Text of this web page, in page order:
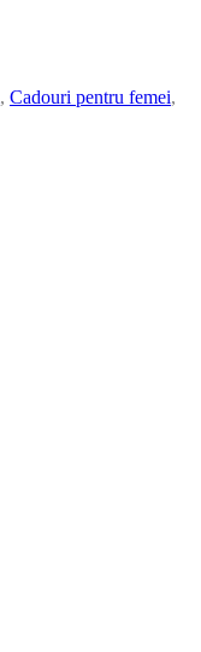
, Cadouri pentru femei,